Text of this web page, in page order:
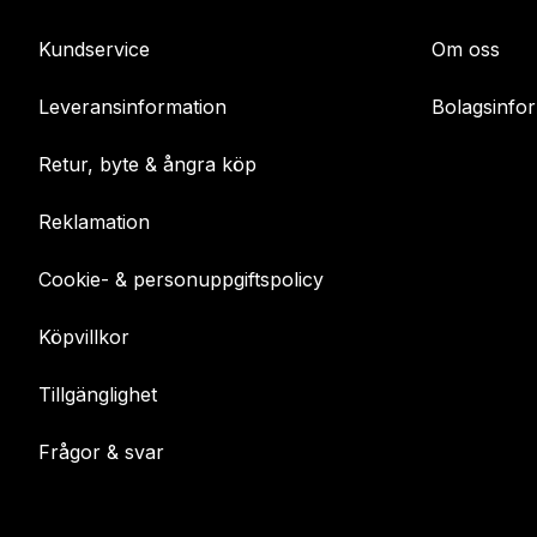
Kundservice
Leveransinformation
Retur, byte & ångra köp
Reklamation
Cookie- & personuppgiftspolicy
Köpvillkor
Tillgänglighet
Frågor & svar
Om oss